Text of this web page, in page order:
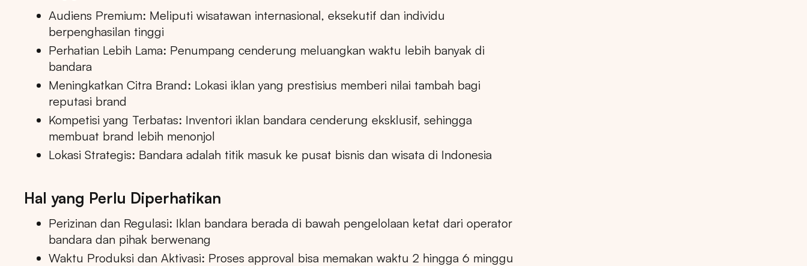
Audiens Premium: Meliputi wisatawan internasional, eksekutif dan individu
berpenghasilan tinggi
Perhatian Lebih Lama: Penumpang cenderung meluangkan waktu lebih banyak di
bandara
Meningkatkan Citra Brand: Lokasi iklan yang prestisius memberi nilai tambah bagi
reputasi brand
Kompetisi yang Terbatas: Inventori iklan bandara cenderung eksklusif, sehingga
membuat brand lebih menonjol
Lokasi Strategis: Bandara adalah titik masuk ke pusat bisnis dan wisata di Indonesia
Hal yang Perlu Diperhatikan
Perizinan dan Regulasi: Iklan bandara berada di bawah pengelolaan ketat dari operator
bandara dan pihak berwenang
Waktu Produksi dan Aktivasi: Proses approval bisa memakan waktu 2 hingga 6 minggu